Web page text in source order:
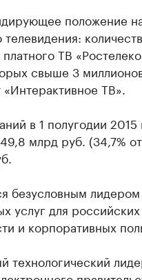
положение
ТВ
свыше 3
ТВ».
в 1 полугодии 2015
млрд руб. (34,7%
безусловным
услуг для
и корпоративных
технологический